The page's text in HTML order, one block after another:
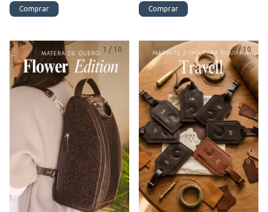
Comprar Comprar
1 / 10 1/10